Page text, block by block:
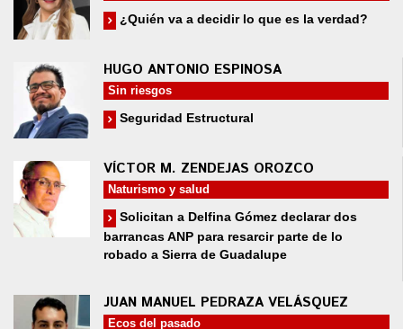
¿Quién va a decidir lo que es la verdad?
HUGO ANTONIO ESPINOSA
Sin riesgos
Seguridad Estructural
VÍCTOR M. ZENDEJAS OROZCO
Naturismo y salud
Solicitan a Delfina Gómez declarar dos
barrancas ANP para resarcir parte de lo
robado a Sierra de Guadalupe
JUAN MANUEL PEDRAZA VELÁSQUEZ
Ecos del pasado